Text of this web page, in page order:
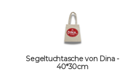
Segeltuchtasche von Dina -
40*30cm